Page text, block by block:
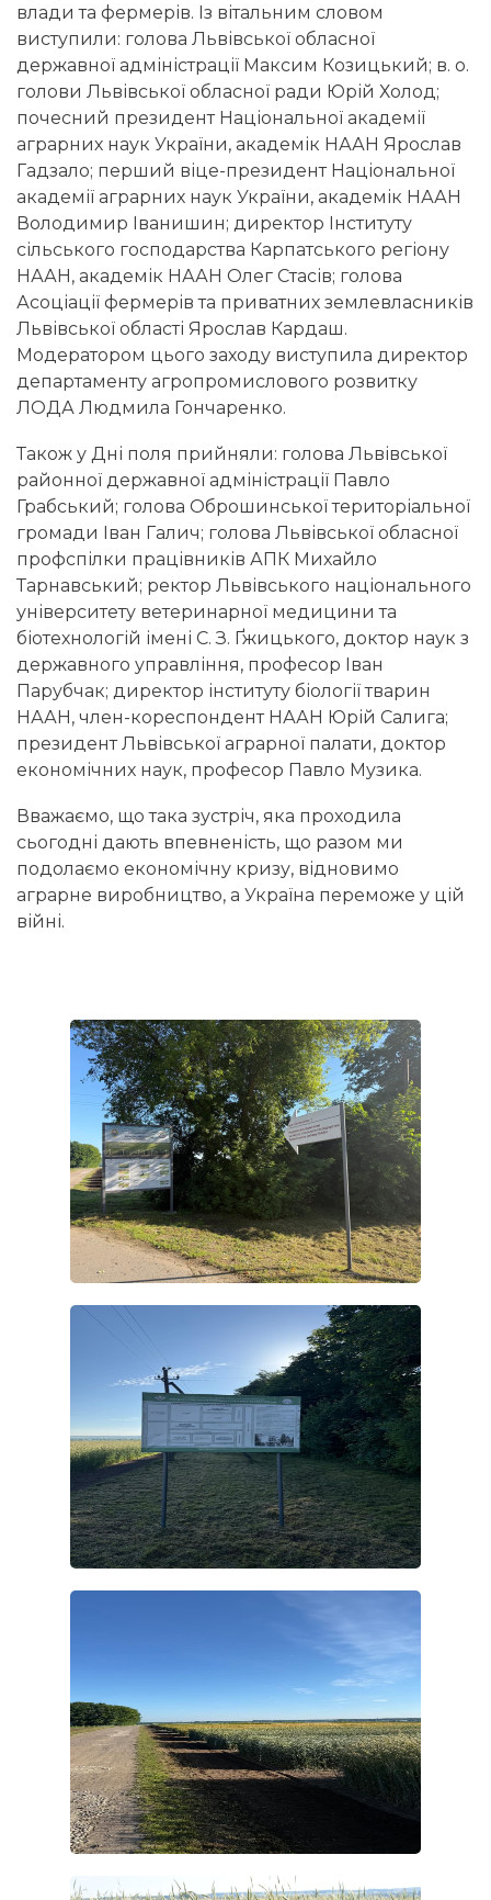
влади та фермерів. Із вітальним словом
виступили: голова Львівської обласної
державної адміністрації Максим Козицький; в. о.
голови Львівської обласної ради Юрій Холод;
почесний президент Національної академії
аграрних наук України, академік НААН Ярослав
Гадзало; перший віце-президент Національної
академії аграрних наук України, академік НААН
Володимир Іванишин; директор Інституту
сільського господарства Карпатського регіону
НААН, академік НААН Олег Стасів; голова
Асоціації фермерів та приватних землевласників
Львівської області Ярослав Кардаш.
Модератором цього заходу виступила директор
департаменту агропромислового розвитку
ЛОДА Людмила Гончаренко.
Також у Дні поля прийняли: голова Львівської
районної державної адміністрації Павло
Грабський; голова Оброшинської територіальної
громади Іван Галич; голова Львівської обласної
профспілки працівників АПК Михайло
Тарнавський; ректор Львівського національного
університету ветеринарної медицини та
біотехнологій імені С. З. Ґжицького, доктор наук з
державного управління, професор Іван
Парубчак; директор інституту біології тварин
НААН, член-кореспондент НААН Юрій Салига;
президент Львівської аграрної палати, доктор
економічних наук, професор Павло Музика.
Вважаємо, що така зустріч, яка проходила
сьогодні дають впевненість, що разом ми
подолаємо економічну кризу, відновимо
аграрне виробництво, а Україна переможе у цій
війні.